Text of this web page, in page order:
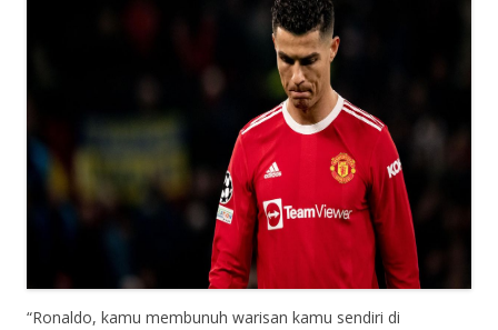
“Ronaldo, kamu membunuh warisan kamu sendiri di